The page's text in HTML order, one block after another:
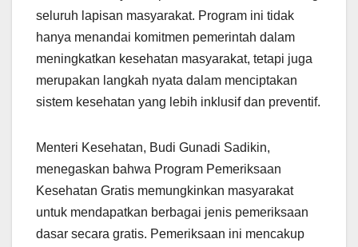
seluruh lapisan masyarakat. Program ini tidak
hanya menandai komitmen pemerintah dalam
meningkatkan kesehatan masyarakat, tetapi juga
merupakan langkah nyata dalam menciptakan
sistem kesehatan yang lebih inklusif dan preventif.
Menteri Kesehatan, Budi Gunadi Sadikin,
menegaskan bahwa Program Pemeriksaan
Kesehatan Gratis memungkinkan masyarakat
untuk mendapatkan berbagai jenis pemeriksaan
dasar secara gratis. Pemeriksaan ini mencakup